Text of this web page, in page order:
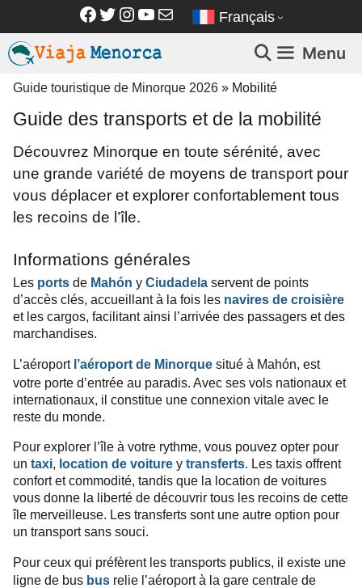
contenu
Facebook
Twitter
Instagram
YouTube
E-mail Français
Menu
Guide touristique de Minorque 2026 » Mobilité
Guide des transports et de la mobilité
Découvrez Minorque en toute sérénité, avec
une grande variété de moyens de transport pour
vous déplacer et explorer confortablement tous
les recoins de l’île.
Informations générales
Les ports de Mahón y Ciudadela servent de points
d’accès clés, accueillant à la fois les navires de croisière
et les cargos, facilitant ainsi l’arrivée des passagers et des
marchandises.
L’aéroport l’aéroport de Minorque situé à Mahón, est
votre porte d’entrée au paradis. Avec ses vols nationaux et
internationaux, il constitue une connexion vitale avec le
reste du monde.
Pour explorer l’île à votre rythme, vous pouvez opter pour
un taxi, location de voiture y transferts. Les taxis offrent
confort et commodité, tandis que la location de voitures
vous donne la liberté de découvrir tous les recoins de cette
île merveilleuse. Les transferts sont une autre option pour
un transport sans souci.
Pour ceux qui préfèrent les transports publics, il existe une
ligne de bus bus relie l’aéroport à la gare centrale de